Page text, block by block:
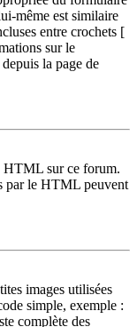
même est similaire
entre crochets [
sur le
la page de
HTML sur ce forum.
par le HTML peuvent
images utilisées
simple, exemple :
complète des